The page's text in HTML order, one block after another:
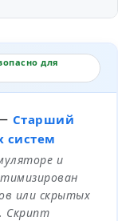
для
Старший
систем
и
или скрытых
Скрипт